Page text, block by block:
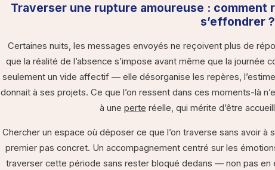
Traverser une rupture amoureuse : comment
s’effondrer ?
Certaines nuits, les messages envoyés ne reçoivent plus de
que la réalité de l’absence s’impose avant même que la journée
seulement un vide affectif — elle désorganise les repères,
donnait à ses projets. Ce que l’on ressent dans ces moments-là
à une perte réelle, qui mérite d’être
Chercher un espace où déposer ce que l’on traverse sans avoir à
premier pas concret. Un accompagnement centré sur les
traverser cette période sans rester bloqué dedans — non pas